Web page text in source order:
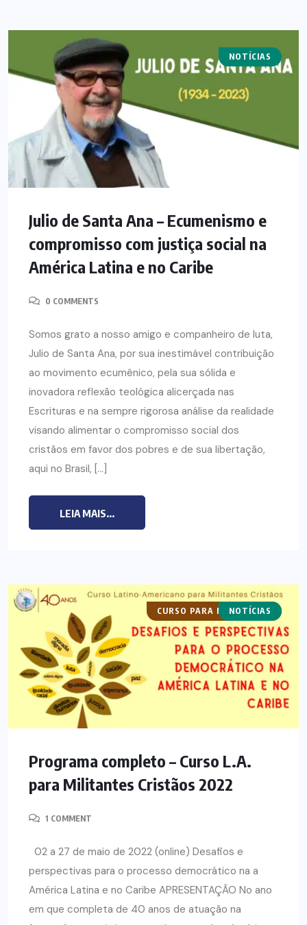
NOTÍCIAS
Julio de Santa Ana – Ecumenismo e
compromisso com justiça social na
América Latina e no Caribe
0 COMMENTS
Somos grato a nosso amigo e companheiro de luta,
Julio de Santa Ana, por sua inestimável contribuição
ao movimento ecumênico, pela sua sólida e
inovadora reflexão teológica alicerçada nas
Escrituras e na sempre rigorosa análise da realidade
visando alimentar o compromisso social dos
cristãos em favor dos pobres e de sua libertação,
aqui no Brasil, […]
LEIA MAIS...
CURSO PARA MILITANTES
NOTÍCIAS
Programa completo – Curso L.A.
para Militantes Cristãos 2022
1 COMMENT
02 a 27 de maio de 2022 (online) Desafios e
perspectivas para o processo democrático na a
América Latina e no Caribe APRESENTAÇÃO No ano
em que completa de 40 anos de atuação na